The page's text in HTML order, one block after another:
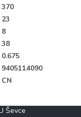
370
23
8
38
0.675
9405114090
CN
Ševce